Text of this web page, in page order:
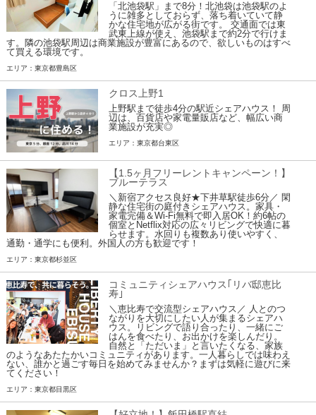
「北池袋駅」まで8分！北池袋は池袋駅のよ
うに雑多としておらず、落ち着いていて静
かな住宅地が広がる街です。 交通面では東
武東上線が使え、池袋駅まで約2分で行けま
す。隣の池袋駅周辺は商業施設が豊富にあるので、欲しいものはすべ
て買える環境です。
エリア：東京都豊島区
クロス上野1
上野駅まで徒歩4分の駅近シェアハウス！ 周
辺は、百貨店や家電量販店など、幅広い商
業施設が充実◎
エリア：東京都台東区
【1.5ヶ月フリーレントキャンペーン！】
ブルーテラス
＼新宿アクセス良好★下井草駅徒歩6分／ 閑
静な住宅街の庭付きシェアハウス。家具・
家電完備＆Wi-Fi無料で即入居OK！約6帖の
個室とNetflix対応の広々リビングで快適に暮
らせます。水回りも複数あり使いやすく、
通勤・通学にも便利。外国人の方も歓迎です！
エリア：東京都杉並区
コミュニティシェアハウス｢リバ邸恵比
寿｣
＼恵比寿で交流型シェアハウス／ 人とのつ
ながりを大切にしたい人が集まるシェアハ
ウス。リビングで語り合ったり、一緒にご
はんを食べたり、お出かけを楽しんだり。
自然と「ただいま」と言いたくなる、家族
のようなあたたかいコミュニティがあります。一人暮らしでは味わえ
ない、誰かと過ごす毎日を始めてみませんか？まずは気軽に遊びに来
てください！
エリア：東京都目黒区